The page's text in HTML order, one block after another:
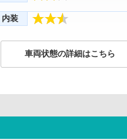
内装
車両状態の詳細はこちら